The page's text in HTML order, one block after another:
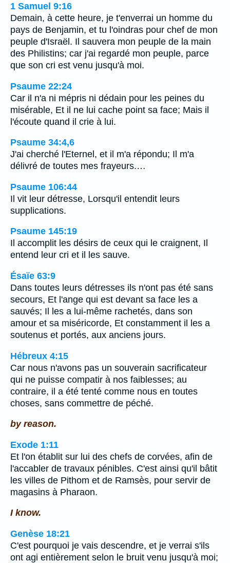
1 Samuel 9:16
Demain, à cette heure, je t'enverrai un homme du
pays de Benjamin, et tu l'oindras pour chef de mon
peuple d'Israël. Il sauvera mon peuple de la main
des Philistins; car j'ai regardé mon peuple, parce
que son cri est venu jusqu'à moi.
Psaume 22:24
Car il n'a ni mépris ni dédain pour les peines du
misérable, Et il ne lui cache point sa face; Mais il
l'écoute quand il crie à lui.
Psaume 34:4,6
J'ai cherché l'Eternel, et il m'a répondu; Il m'a
délivré de toutes mes frayeurs.…
Psaume 106:44
Il vit leur détresse, Lorsqu'il entendit leurs
supplications.
Psaume 145:19
Il accomplit les désirs de ceux qui le craignent, Il
entend leur cri et il les sauve.
Ésaïe 63:9
Dans toutes leurs détresses ils n'ont pas été sans
secours, Et l'ange qui est devant sa face les a
sauvés; Il les a lui-même rachetés, dans son
amour et sa miséricorde, Et constamment il les a
soutenus et portés, aux anciens jours.
Hébreux 4:15
Car nous n'avons pas un souverain sacrificateur
qui ne puisse compatir à nos faiblesses; au
contraire, il a été tenté comme nous en toutes
choses, sans commettre de péché.
by reason.
Exode 1:11
Et l'on établit sur lui des chefs de corvées, afin de
l'accabler de travaux pénibles. C'est ainsi qu'il bâtit
les villes de Pithom et de Ramsès, pour servir de
magasins à Pharaon.
I know.
Genèse 18:21
C'est pourquoi je vais descendre, et je verrai s'ils
ont agi entièrement selon le bruit venu jusqu'à moi;